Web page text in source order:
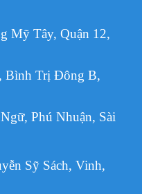
Mỹ Tây, Quận 12,
Bình Trị Đông B,
Phú Nhuận, Sài
Sỹ Sách, Vinh,